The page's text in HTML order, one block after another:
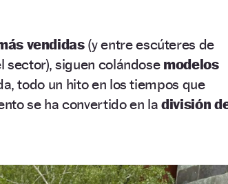
vendidas(y entre escúteres de
sector), siguen colándose modelos
todo un hito en los tiempos que
se ha convertido en ladivisión